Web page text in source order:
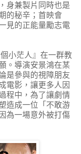
身兼製片同時也是
的秘辛；首映會
見的正能量勵志電
小茫人』在一群教
。導演安景鴻在某
是參與的視障朋友
電影，讓更多人因
程中，為了讓劇情
造成一位「不敢游
為一場意外被打傷